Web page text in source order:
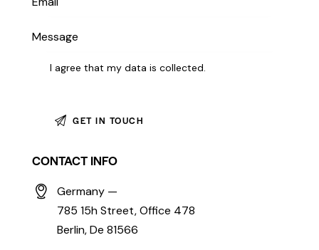
I agree that my data iscollected.
CONTACT INFO
Germany —
785 15h Street, Office 478
Berlin, De 81566